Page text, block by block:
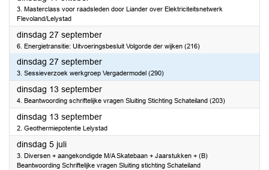
3. Masterclass voor raadsleden door Liander over Elektriciteitsnetwerk
Flevoland/Lelystad
dinsdag 27 september2022
6. Energietransitie: Uitvoeringsbesluit Volgorde der wijken (216)
dinsdag 27 september2022
3. Sessieverzoek werkgroep Vergadermodel (290)
dinsdag 13 september2022
4. Beantwoording schriftelijke vragen Sluiting Stichting Schateiland (203)
dinsdag 13 september2022
2. Geothermiepotentie Lelystad
dinsdag 5 juli2022
3. Diversen + aangekondigde M/A Skatebaan + Jaarstukken + (B)
Beantwoording Schriftelijke vragen Sluiting stichting Schateiland